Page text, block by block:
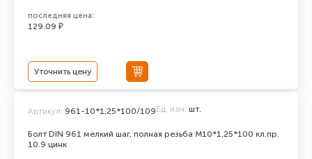
последняя цена:
129.09 ₽
Уточнить цену
Болт DIN 961 мелкий шаг, полная резьба M10*1,25*100 кл.пр.
10.9 цинк
Артикул: 961-10*1,25*100/109Ед. изм. шт.